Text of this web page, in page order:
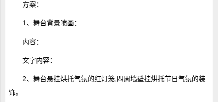
方案：
1、舞台背景喷画：
内容：
文字内容：
2、舞台悬挂烘托气氛的红灯笼;四周墙壁挂烘托节日气氛的装
饰。